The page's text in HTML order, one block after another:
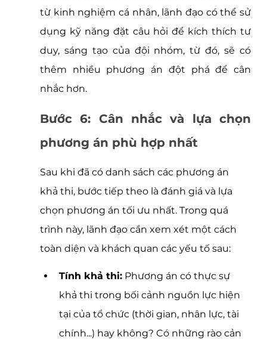
từ kinh nghiệm cá nhân, lãnh đạo có thể sử
dụng kỹ năng đặt câu hỏi để kích thích tư
duy, sáng tạo của đội nhóm, từ đó, sẽ có
thêm nhiều phương án đột phá để cân
nhắc hơn.
Bước 6: Cân nhắc và lựa chọn
phương án phù hợp nhất
Sau khi đã có danh sách các phương án
khả thi, bước tiếp theo là đánh giá và lựa
chọn phương án tối ưu nhất. Trong quá
trình này, lãnh đạo cần xem xét một cách
toàn diện và khách quan các yếu tố sau:
Tính khả thi: Phương án có thực sự
khả thi trong bối cảnh nguồn lực hiện
tại của tổ chức (thời gian, nhân lực, tài
chính...) hay không? Có những rào cản